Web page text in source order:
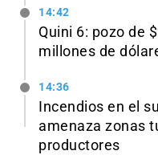
14:42
Quini 6: pozo de
millones de
14:36
Incendios en el
amenaza zonas
productores